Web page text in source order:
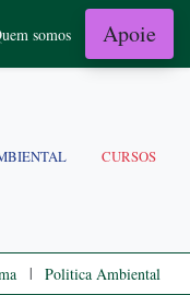
somos Apoie
CURSOS
| Politica Ambiental